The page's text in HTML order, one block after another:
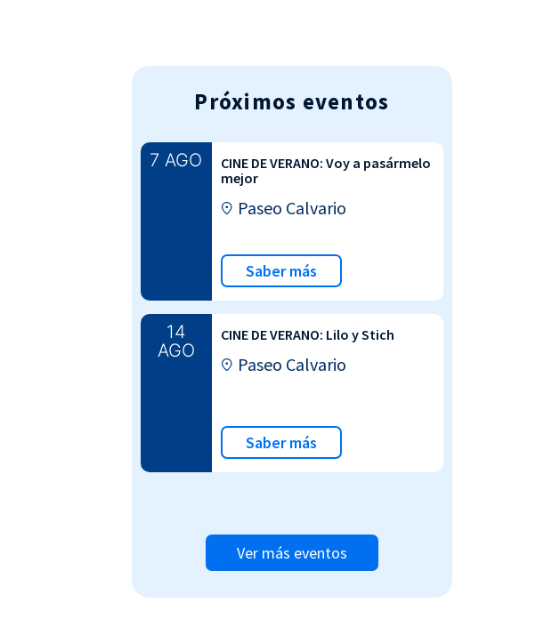
Próximos eventos
7 AGO
CINE DE VERANO: Voy a pasármelo
mejor
Paseo Calvario
Saber más
14
AGO
CINE DE VERANO: Lilo y Stich
Paseo Calvario
Saber más
Ver más eventos